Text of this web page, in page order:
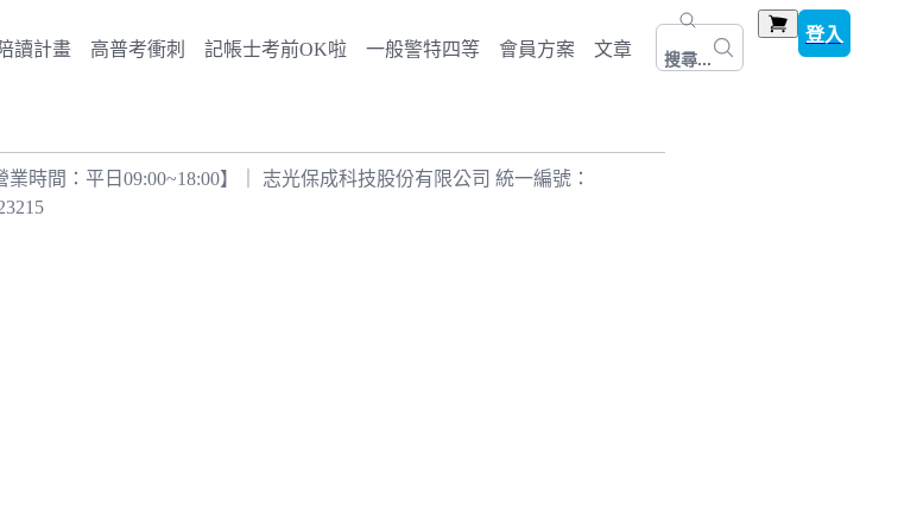
讀計畫 高普考衝刺 記帳士考前OK啦 一般警特四等 會員方案 文章 搜尋...
登入
時間：平日09:00~18:00】｜ 志光保成科技股份有限公司 統一編號：